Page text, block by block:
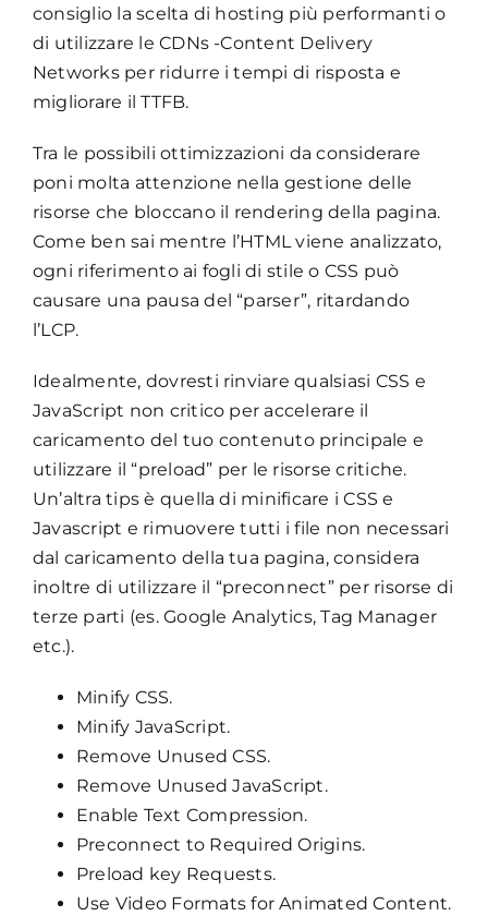
consiglio la scelta di hosting più performanti o
di utilizzare le CDNs -Content Delivery
Networks per ridurre i tempi di risposta e
migliorare il TTFB.
Tra le possibili ottimizzazioni da considerare
poni molta attenzione nella gestione delle
risorse che bloccano il rendering della pagina.
Come ben sai mentre l’HTML viene analizzato,
ogni riferimento ai fogli di stile o CSS può
causare una pausa del “parser”, ritardando
l’LCP.
Idealmente, dovresti rinviare qualsiasi CSS e
JavaScript non critico per accelerare il
caricamento del tuo contenuto principale e
utilizzare il “preload” per le risorse critiche.
Un’altra tips è quella di minificare i CSS e
Javascript e rimuovere tutti i file non necessari
dal caricamento della tua pagina, considera
inoltre di utilizzare il “preconnect” per risorse di
terze parti (es. Google Analytics, Tag Manager
etc.).
Minify CSS.
Minify JavaScript.
Remove Unused CSS.
Remove Unused JavaScript.
Enable Text Compression.
Preconnect to Required Origins.
Preload key Requests.
Use Video Formats for Animated Content.